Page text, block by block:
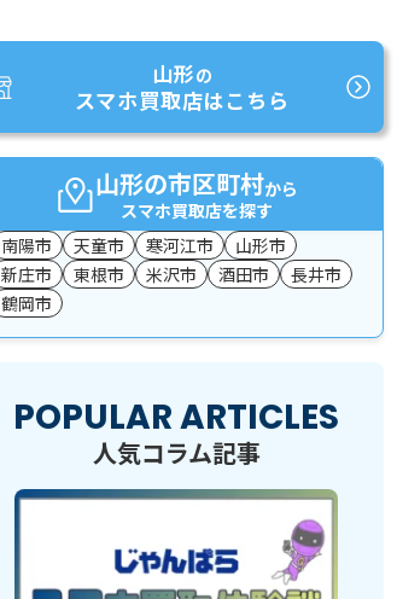
山形の
スマホ買取店はこちら
山形の市区町村から
スマホ買取店を探す
南陽市
天童市 寒河江市
山形市
新庄市
東根市 米沢市 酒田市
長井市
鶴岡市
POPULAR ARTICLES
人気コラム記事